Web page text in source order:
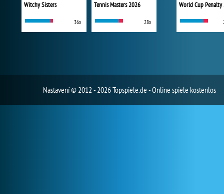
Witchy Sisters
36x
Tennis Masters 2026
28x
World Cup
Nastavení© 2012 - 2026 Topspiele.de - Online spiele kostenlos